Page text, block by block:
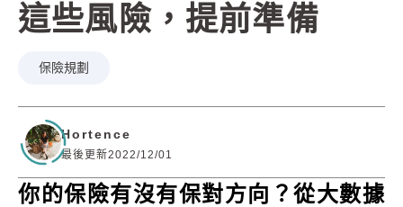
這些風險，提前準備
保險規劃
Hortence
最後更新2022/12/01
你的保險有沒有保對方向？從大數據